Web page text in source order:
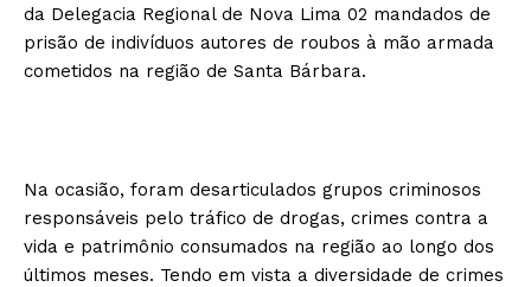
da Delegacia Regional de Nova Lima 02 mandados de
prisão de indivíduos autores de roubos à mão armada
cometidos na região de Santa Bárbara.
Na ocasião, foram desarticulados grupos criminosos
responsáveis pelo tráfico de drogas, crimes contra a
vida e patrimônio consumados na região ao longo dos
últimos meses. Tendo em vista a diversidade de crimes